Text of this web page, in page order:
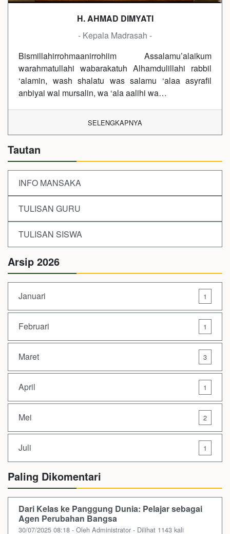
H. AHMAD DIMYATI
- Kepala Madrasah -
Bismillahirrohmaanirrohiim Assalamu’alaikum
warahmatullahi wabarakatuh Alhamdulillahi rabbil
‘alamin, wash shalatu was salamu ‘alaa asyrafil
anbiyai wal mursalin, wa ‘ala aalihi wa…
SELENGKAPNYA
Tautan
INFO MANSAKA
TULISAN GURU
TULISAN SISWA
Arsip 2026
Januari 1
Februari 1
Maret 3
April 1
Mei 2
Juli 1
Paling Dikomentari
Dari Kelas ke Panggung Dunia: Pelajar sebagai
Agen Perubahan Bangsa
30/07/2025 08:18 - Oleh Administrator - Dilihat 1143 kali